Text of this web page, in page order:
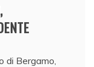
di Bergamo,